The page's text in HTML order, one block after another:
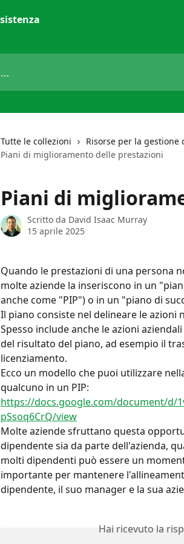
Tutte le collezioni
Risorse per la gestione
Piani di miglioramento delle prestazioni
Piani di
Scritto da David Isaac Murray
15 aprile 2025
Quando le prestazioni di una persona
molte aziende la inseriscono in un
anche come "PIP") o in un "piano di
Il piano consiste nel delineare le
Spesso include anche le azioni
del risultato del piano, ad esempio il
licenziamento.
Ecco un modello che puoi utilizzare
qualcuno in un PIP:
https://docs.google.com/document/d/
pSsoq6CrQ/view
Molte aziende sfruttano questa
dipendente sia da parte dell'azienda,
molti dipendenti può essere un
importante per mantenere
dipendente, il suo manager e la sua
Hai ricevuto la